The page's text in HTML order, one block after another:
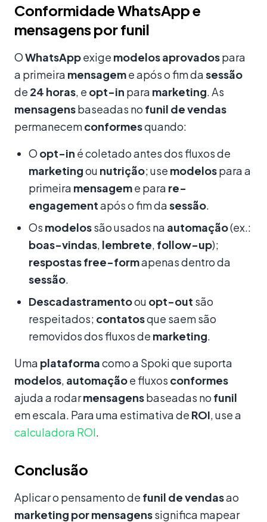
Conformidade WhatsApp e
mensagens por funil
OWhatsAppexige modelosaprovadospara
a primeira mensageme após o fim dasessão
de 24 horas, e opt-in para marketing. As
mensagensbaseadas no funil de vendas
permanecemconformesquando:
O opt-in é coletado antes dos fluxos de
marketingou nutrição; use modelospara a
primeira mensageme para re-
engagementapós o fim dasessão.
Os modelossão usados na automação(ex.:
boas-vindas, lembrete, follow-up);
respostasfree-formapenas dentro da
sessão.
Descadastramentoou opt-out são
respeitados; contatosque saem são
removidos dos fluxos de marketing.
Uma plataformacomo a Spoki que suporta
modelos, automaçãoe fluxos conformes
ajuda a rodarmensagensbaseadas no funil
em escala. Para uma estimativa de ROI, use a
calculadora ROI.
Conclusão
Aplicar o pensamento de funil de vendasao
marketing por mensagenssignifica mapear